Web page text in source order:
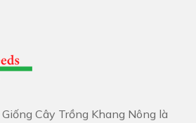
Cây Trồng Khang Nông là